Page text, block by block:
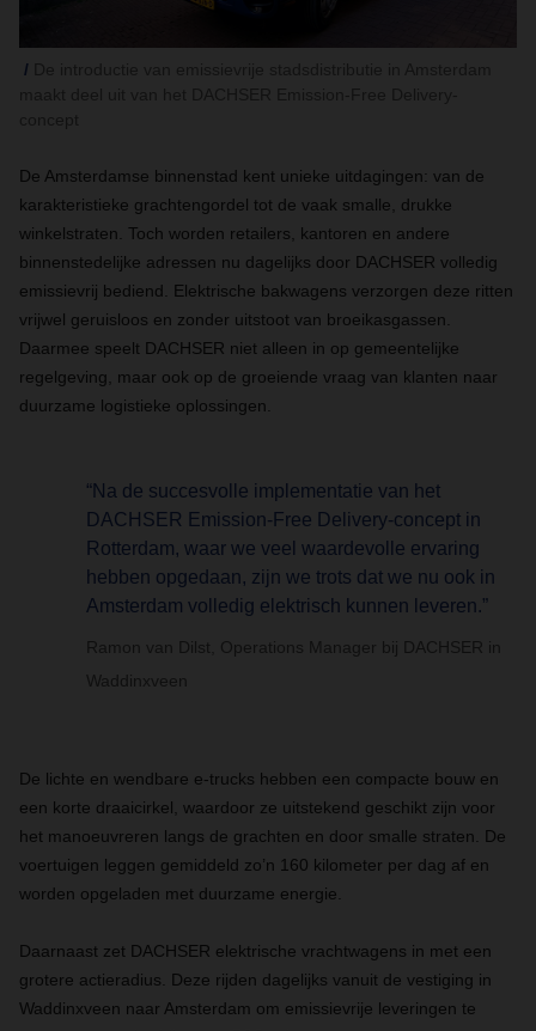
De Amsterdamse binnenstad kent unieke uitdagingen: van de
karakteristieke grachtengordel tot de vaak smalle, drukke
winkelstraten. Toch worden retailers, kantoren en andere
binnenstedelijke adressen nu dagelijks door DACHSER volledig
emissievrij bediend. Elektrische bakwagens verzorgen deze ritten
vrijwel geruisloos en zonder uitstoot van broeikasgassen.
Daarmee speelt DACHSER niet alleen in op gemeentelijke
regelgeving, maar ook op de groeiende vraag van klanten naar
duurzame logistieke oplossingen.
“Na de succesvolle implementatie van het
DACHSER Emission-Free Delivery-concept in
Rotterdam, waar we veel waardevolle ervaring
hebben opgedaan, zijn we trots dat we nu ook in
Amsterdam volledig elektrisch kunnen leveren.”
Ramon van Dilst, Operations Manager bij DACHSER in
Waddinxveen
De lichte en wendbare e-trucks hebben een compacte bouw en
een korte draaicirkel, waardoor ze uitstekend geschikt zijn voor
het manoeuvreren langs de grachten en door smalle straten. De
voertuigen leggen gemiddeld zo’n 160 kilometer per dag af en
worden opgeladen met duurzame energie.
Daarnaast zet DACHSER elektrische vrachtwagens in met een
grotere actieradius. Deze rijden dagelijks vanuit de vestiging in
Waddinxveen naar Amsterdam om emissievrije leveringen te